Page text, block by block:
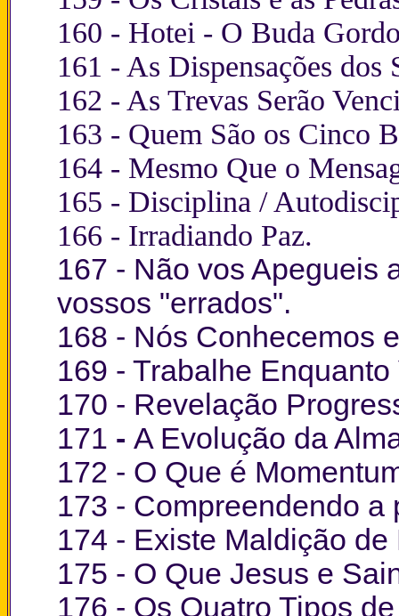
160 - Hotei - O Buda
161 - As Dispensações dos
162 - As Trevas Serão
163 - Quem São os Cinco
164 - Mesmo Que o
165 - Disciplina /
166 - Irradiando Paz.
167 - Não vos Apegueis
vossos "errados".
168 - Nós Conhecemos
169 - Trabalhe Enquanto
170 - Revelação
171 - A Evolução da
172 - O Que é
173 - Compreendendo a
174 - Existe Maldição de
175 - O Que Jesus e
176 - Os Quatro Tipos